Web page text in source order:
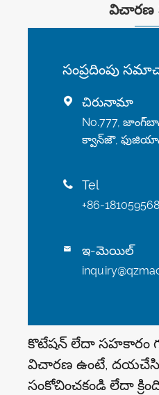
విచారణ
సంప్రదింపు
 చిరునామా
No.777,
క్వాన్‌జౌ,
 Tel
+86-
 ఇ-మెయిల్
కొటేషన్ లేదా సహకారం
విచారణ ఉంటే,
సంకోచించకండి లేదా